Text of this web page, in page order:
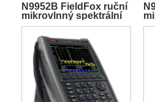
N9952B FieldFox ruční
mikrovlnný spektrální
analyzátor